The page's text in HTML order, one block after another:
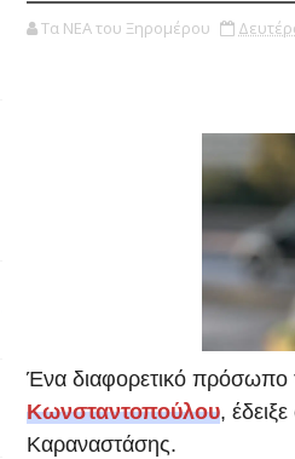
Τα ΝΕΑ του Ξηρομέρου
Η Ζωή μας
Ένα διαφορετικό πρόσωπο
Κωνσταντοπούλου,
Καραναστάσης.